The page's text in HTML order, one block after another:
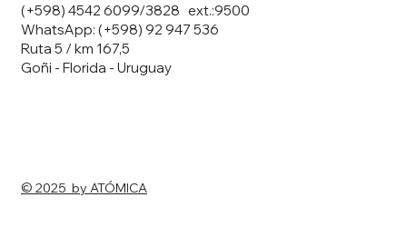
© 2025 by ATÓMICA
(+598) 4542 6099/3828 ext.:9500
WhatsApp: (+598) 92 947 536
Ruta 5 / km 167,5
Goñi - Florida - Uruguay